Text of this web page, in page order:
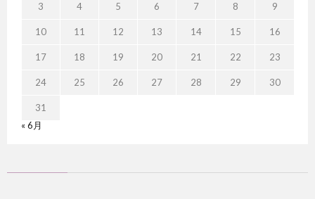
3 4 5 6 7 8 9
10 11 12 13 14 15 16
17 18 19 20 21 22 23
24 25 26 27 28 29 30
31
« 6月